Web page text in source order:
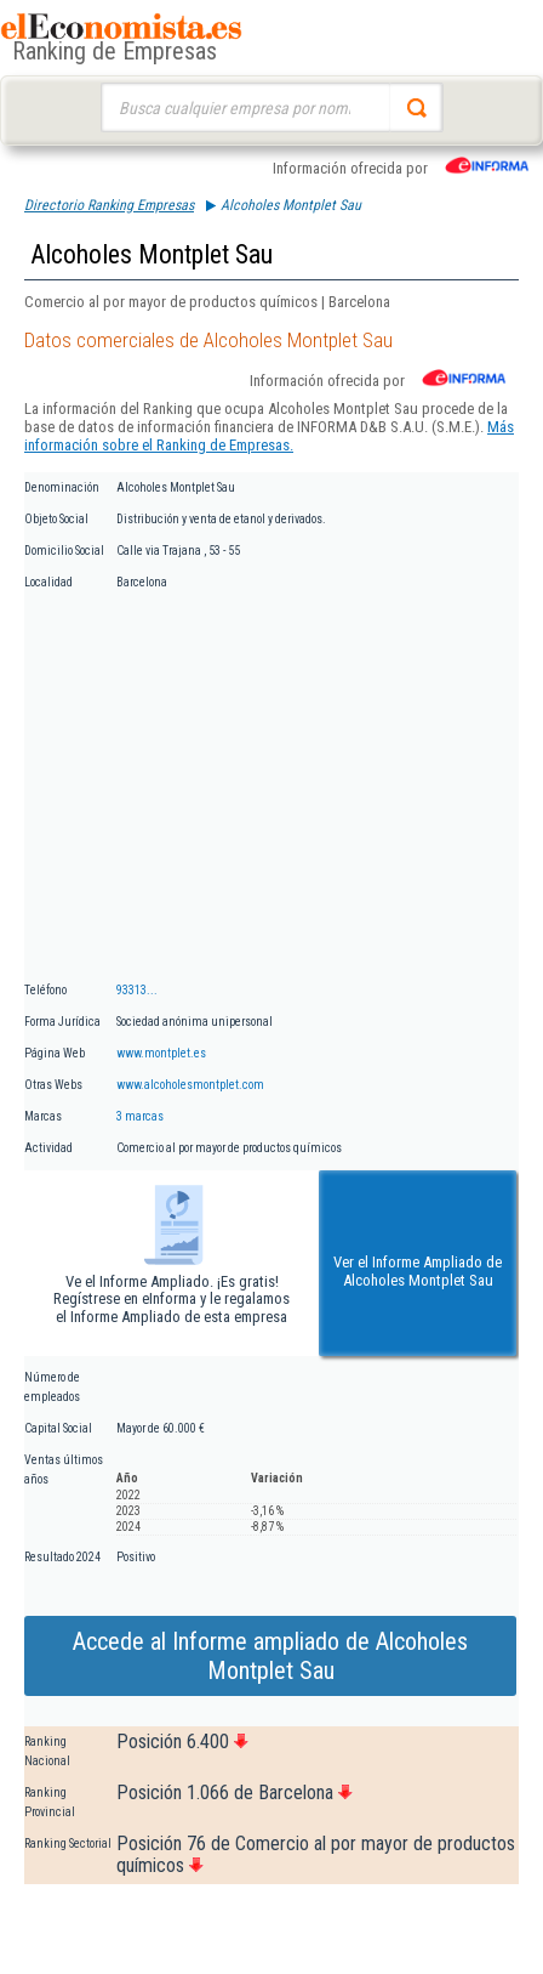
Ranking de Empresas
Información ofrecida por
Directorio Ranking Empresas Alcoholes Montplet Sau
Alcoholes Montplet Sau
Comercio al por mayor de productos químicos | Barcelona
Datos comerciales de Alcoholes Montplet Sau
Información ofrecida por
La información del Ranking que ocupa Alcoholes Montplet Sau procede de la
base de datos de información financiera de INFORMA D&B S.A.U. (S.M.E.). Más
información sobre el Ranking de Empresas.
Denominación Alcoholes Montplet Sau
Objeto Social Distribución y venta de etanol y derivados.
Domicilio Social Calle via Trajana , 53 - 55
Localidad Barcelona
Teléfono 93313...
Forma Jurídica Sociedad anónima unipersonal
Página Web www.montplet.es
Otras Webs www.alcoholesmontplet.com
Marcas 3 marcas
Actividad Comercio al por mayor de productos químicos
Ve el Informe Ampliado. ¡Es gratis!
Regístrese en eInforma y le regalamos
el Informe Ampliado de esta empresa
Ver el Informe Ampliado de
Alcoholes Montplet Sau
Número de
empleados
Capital Social Mayor de 60.000 €
Ventas últimos
años
Año
Variación
2022
2023
-3,16 %
2024
-8,87 %
Resultado 2024 Positivo
Accede al Informe ampliado de Alcoholes
Montplet Sau
Ranking
Nacional
Posición 6.400
Ranking
Provincial
Posición 1.066 de Barcelona
Ranking Sectorial
Posición 76 de Comercio al por mayor de productos
químicos